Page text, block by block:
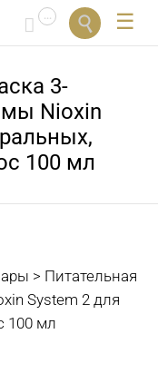
 
3-
Nioxin
100 мл
> Питательная
System 2 для
100 мл